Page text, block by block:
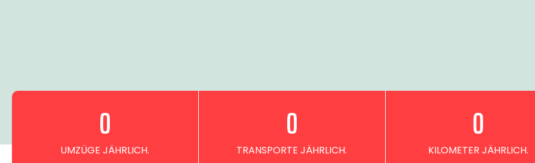
UMZÜGE JÄHRLICH.
0
TRANSPORTE JÄHRLICH.
0
KILOMETER JÄHRLICH.
0